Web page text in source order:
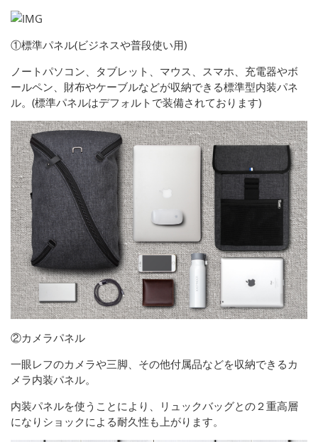
①標準パネル(ビジネスや普段使い用)
ノートパソコン、タブレット、マウス、スマホ、充電器やボ
ールペン、財布やケーブルなどが収納できる標準型内装パネ
ル。(標準パネルはデフォルトで装備されております)
②カメラパネル
一眼レフのカメラや三脚、その他付属品などを収納できるカ
メラ内装パネル。
内装パネルを使うことにより、リュックバッグとの２重高層
になりショックによる耐久性も上がります。